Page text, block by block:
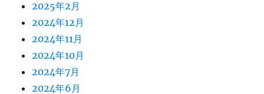
2025年2月
2024年12月
2024年11月
2024年10月
2024年7月
2024年6月